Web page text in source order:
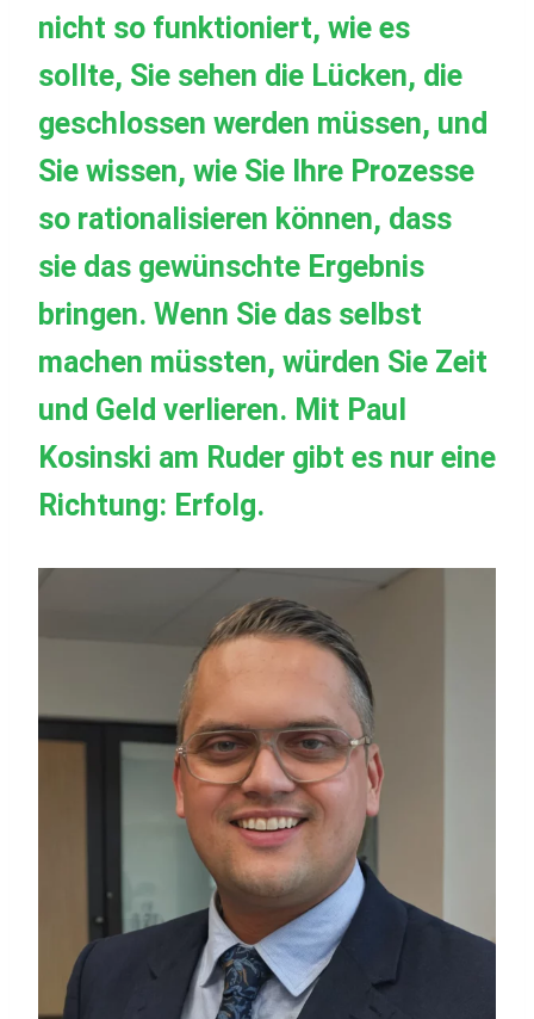
nicht so funktioniert, wie es
sollte, Sie sehen die Lücken, die
geschlossen werden müssen, und
Sie wissen, wie Sie Ihre Prozesse
so rationalisieren können, dass
sie das gewünschte Ergebnis
bringen. Wenn Sie das selbst
machen müssten, würden Sie Zeit
und Geld verlieren. Mit Paul
Kosinski am Ruder gibt es nur eine
Richtung: Erfolg.